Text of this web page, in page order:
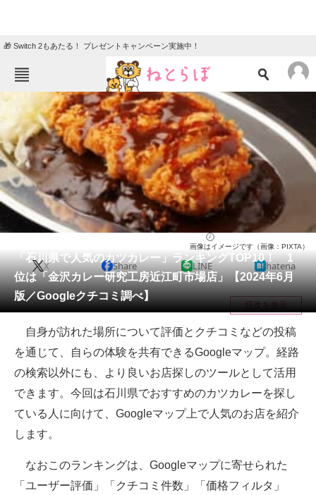
🎁 Switch 2もあたる！ プレゼントキャンペーン実施中！
ねとらぼメニュー
TOP ニュース
エンタメ クイズ
グルメ 地域
住まい 教育・育児
リサーチ
会員記事
メディア
注目記事を集めた総合ページ
ITの今と未来を見通す
スマホと通信の最新トレンド
進化するPCとデバイスの未来
好きが集まる 比べて選べる
ビジネスと働き方のヒント
「石川県で人気のカツカレー」ランキングTOP10！ 1
位は「金沢カレー研究工房近江町市場店」【2024年6月
版／Googleクチコミ調べ】
画像はイメージです（画像：PIXTA）
X Share LINE hatena
目次を表示
自身が訪れた場所について評価とクチコミなどの投稿
を通じて、自らの体験を共有できるGoogleマップ。経路
の検索以外にも、より良いお店探しのツールとして活用
できます。今回は石川県でおすすめのカツカレーを探し
ている人に向けて、Googleマップ上で人気のお店を紹介
します。
なおこのランキングは、Googleマップに寄せられた
「ユーザー評価」「クチコミ件数」「価格フィルタ」